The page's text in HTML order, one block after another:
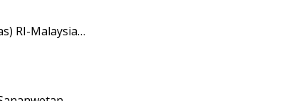
RI-Malaysia…